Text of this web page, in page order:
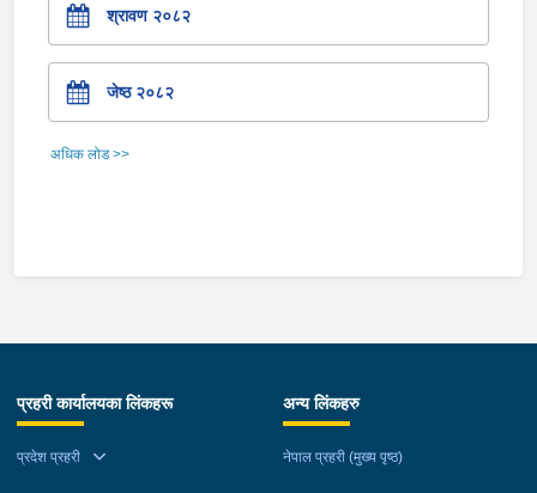
श्रावण २०८२
जेष्ठ २०८२
अधिक लोड >>
प्रहरी कार्यालयका लिंकहरू
प्रदेश प्रहरी
अन्य लिंकहरु
नेपाल प्रहरी (मुख्य पृष्ठ)